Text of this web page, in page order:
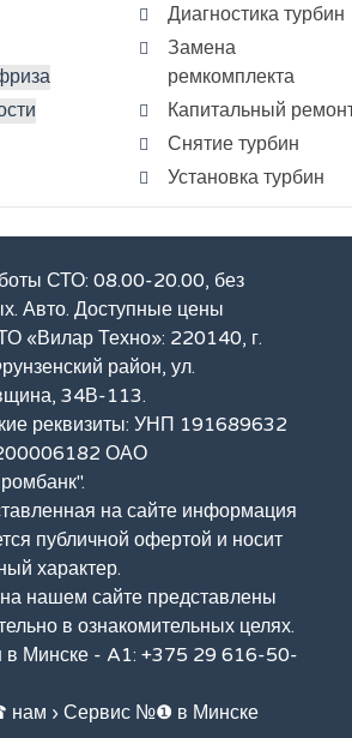
Диагностика турбин
Замена
ремкомплекта
Капитальный
Снятие турбин
Установка турбин
СТО: 08.00-20.00, без
Авто. Доступные цены
«Вилар Техно»: 220140, г.
район, ул.
34В-113.
реквизиты: УНП 191689632
ОАО
на сайте информация
публичной офертой и носит
характер.
нашем сайте представлены
в ознакомительных целях.
в Минске - A1: +375 29 616-50-
нам › Сервис №❶ в Минске